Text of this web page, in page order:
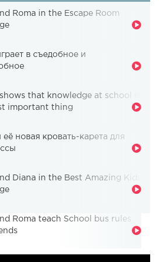
Roma in the Escape Room
в съедобное и
that knowledge at school is
important thing
её новая кровать-карета для
Diana in the Best Amazing Kids
Roma teach School bus rules